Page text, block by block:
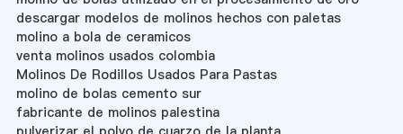
descargar modelos de molinos hechos con paletas
molino a bola de ceramicos
venta molinos usados colombia
Molinos De Rodillos Usados Para Pastas
molino de bolas cemento sur
fabricante de molinos palestina